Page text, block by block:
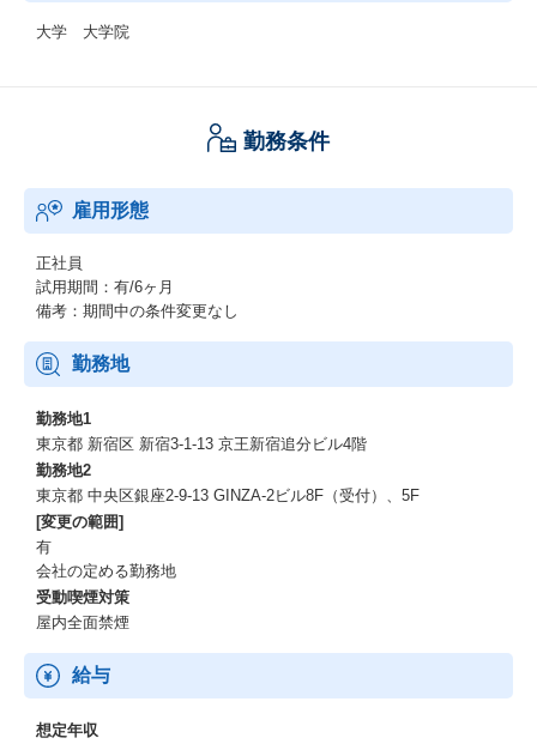
大学 大学院
勤務条件
雇用形態
正社員
試用期間：有/6ヶ月
備考：期間中の条件変更なし
勤務地
勤務地1
東京都 新宿区 新宿3-1-13 京王新宿追分ビル4階
勤務地2
東京都 中央区銀座2‐9‐13 GINZA‐2ビル8F（受付）、5F
[変更の範囲]
有
会社の定める勤務地
受動喫煙対策
屋内全面禁煙
給与
想定年収